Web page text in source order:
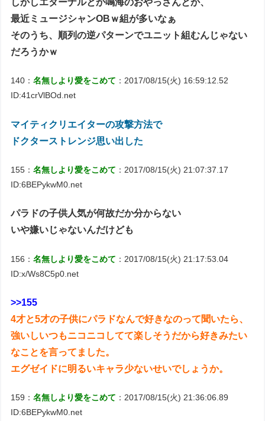
最近ミュージシャンOBｗ組が多いなぁ
そのうち、順列の逆パターンでユニット組むんじゃない
だろうかｗ
140：名無しより愛をこめて ：2017/08/15(火) 16:59:12.52
ID:41crVlBOd.net
マイティクリエイターの攻撃方法で
ドクターストレンジ思い出した
155：名無しより愛をこめて ：2017/08/15(火) 21:07:37.17
ID:6BEPykwM0.net
パラドの子供人気が何故だか分からない
いや嫌いじゃないんだけども
156：名無しより愛をこめて ：2017/08/15(火) 21:17:53.04
ID:x/Ws8C5p0.net
>>155
4才と5才の子供にパラドなんで好きなのって聞いたら、
強いしいつもニコニコしてて楽しそうだから好きみたい
なことを言ってました。
エグゼイドに明るいキャラ少ないせいでしょうか。
159：名無しより愛をこめて ：2017/08/15(火) 21:36:06.89
ID:6BEPykwM0.net